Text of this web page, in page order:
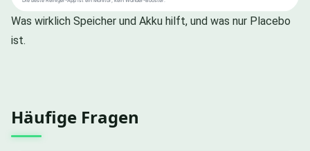
Was wirklich Speicher und Akku hilft, und was nur Placebo
ist.
Häufige Fragen